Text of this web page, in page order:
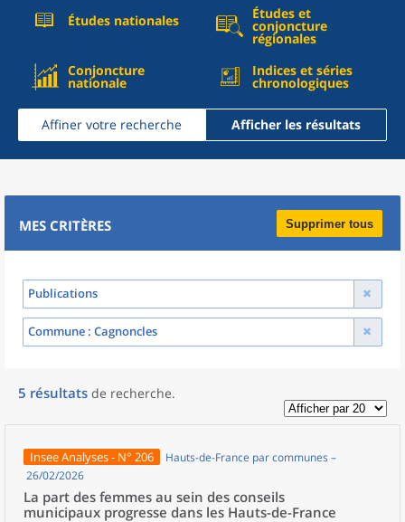
Études nationales Études et
conjoncture
régionales
Conjoncture
nationale
Indices et séries
chronologiques
Affiner votre recherche Afficher les résultats
MES CRITÈRES Supprimer tous
Publications
Commune : Cagnoncles
5 résultats de recherche.
Insee Analyses - N° 206
Hauts-de-France par communes –
26/02/2026
La part des femmes au sein des conseils
municipaux progresse dans les Hauts-de-France